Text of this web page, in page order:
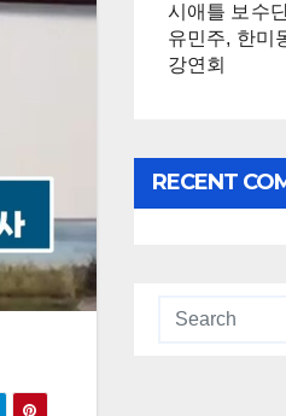
시애틀 보수
유민주, 한미
강연회
RECENT